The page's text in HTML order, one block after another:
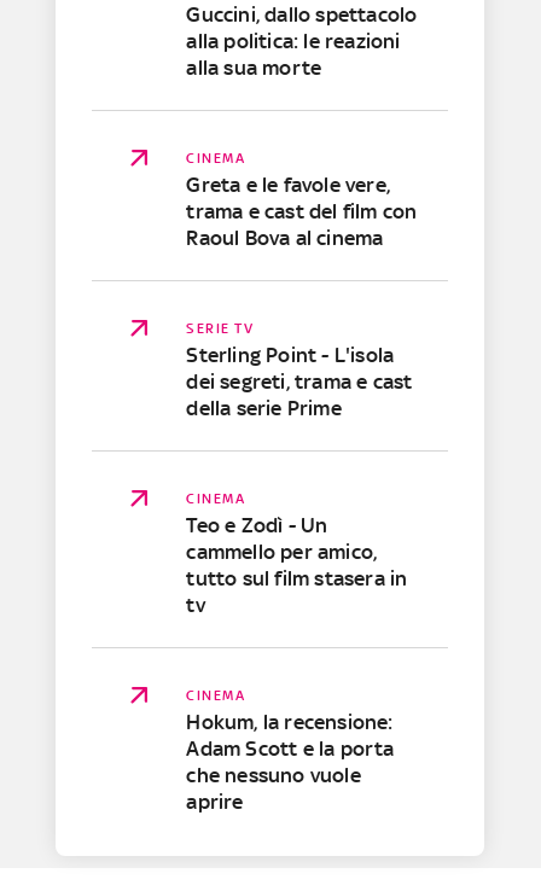
Guccini, dallo spettacolo
alla politica: le reazioni
alla sua morte
CINEMA
Greta e le favole vere,
trama e cast del film con
Raoul Bova al cinema
SERIE TV
Sterling Point - L'isola
dei segreti, trama e cast
della serie Prime
CINEMA
Teo e Zodì - Un
cammello per amico,
tutto sul film stasera in
tv
CINEMA
Hokum, la recensione:
Adam Scott e la porta
che nessuno vuole
aprire